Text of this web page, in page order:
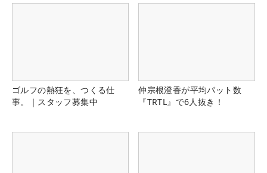
ゴルフの熱狂を、つくる仕
事。｜スタッフ募集中
仲宗根澄香が平均パット数
『TRTL』で6人抜き！